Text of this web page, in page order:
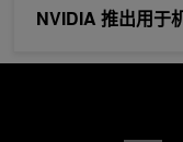
NVIDIA 推出用于